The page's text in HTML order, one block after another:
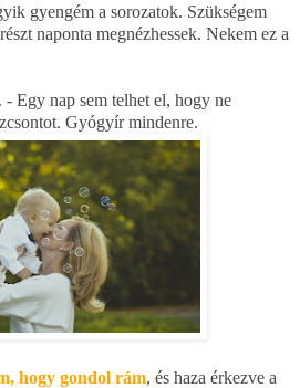
gyengém a sorozatok. Szükségem
naponta megnézhessek. Nekem ez a
. - Egy nap sem telhet el, hogy ne
Gyógyír mindenre.
hogy gondol rám, és haza érkezve a